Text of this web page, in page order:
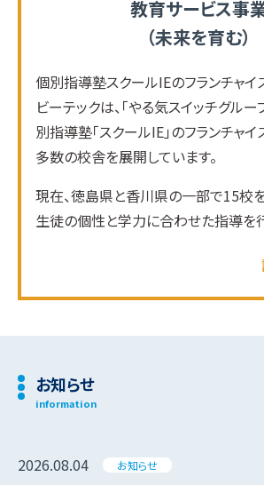
教育サービス事
（未来を育む）
個別指導塾スクールIEのフランチャ
ビーテックは、「やる気スイッチグル
別指導塾「スクールIE」のフランチャイ
多数の校舎を展開しています。
現在、徳島県と香川県の一部で15校を
生徒の個性と学力に合わせた指導を
お知らせ
information
2026.08.04 お知らせ